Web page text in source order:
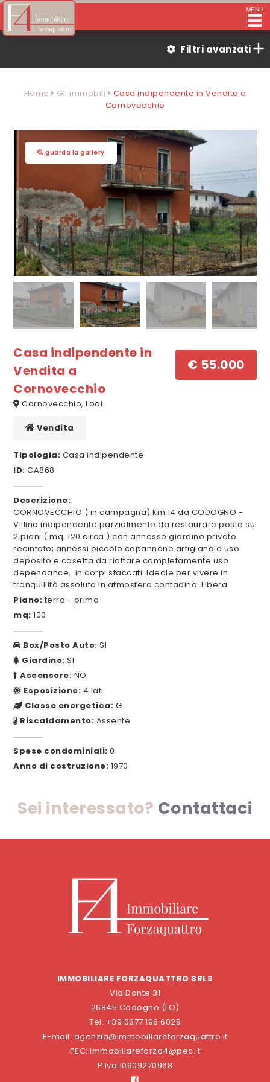
MENU
Filtri avanzati
Home Gli immobili
Casa indipendente in Vendita a
Cornovecchio
guarda la gallery
Casa indipendente in
Vendita a
Cornovecchio
Cornovecchio, Lodi
€ 55.000
Vendita
Tipologia: Casa indipendente
ID: CA868
Descrizione:
CORNOVECCHIO ( in campagna) km.14 da CODOGNO -
Villino indipendente parzialmente da restaurare posto su
2 piani ( mq. 120 circa ) con annesso giardino privato
recintato; annessi piccolo capannone artigianale uso
deposito e casetta da riattare completamente uso
dependance, in corpi staccati. Ideale per vivere in
tranquillità assoluta in atmosfera contadina. Libera
Piano: terra - primo
mq: 100
Box/Posto Auto: SI
Giardino: SI
Ascensore: NO
Esposizione: 4 lati
Classe energetica: G
Riscaldamento: Assente
Spese condominiali: 0
Anno di costruzione: 1970
Sei interessato? Contattaci
IMMOBILIARE FORZAQUATTRO SRLS
Via Dante 31
26845 Codogno (LO)
Tel. +39 0377 196 6028
E-mail: agenzia@immobiliareforzaquattro.it
PEC: immobiliareforza4@pec.it
P.Iva 10909270968